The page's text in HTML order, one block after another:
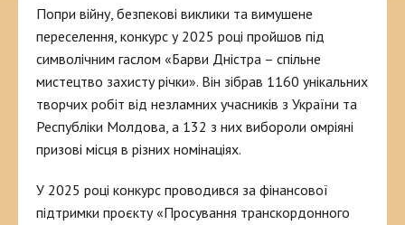
Попри війну, безпекові виклики та вимушене
переселення, конкурс у 2025 році пройшов під
символічним гаслом «Барви Дністра – спільне
мистецтво захисту річки». Він зібрав 1160 унікальних
творчих робіт від незламних учасників з України та
Республіки Молдова, а 132 з них вибороли омріяні
призові місця в різних номінаціях.
У 2025 році конкурс проводився за фінансової
підтримки проєкту «Просування транскордонного